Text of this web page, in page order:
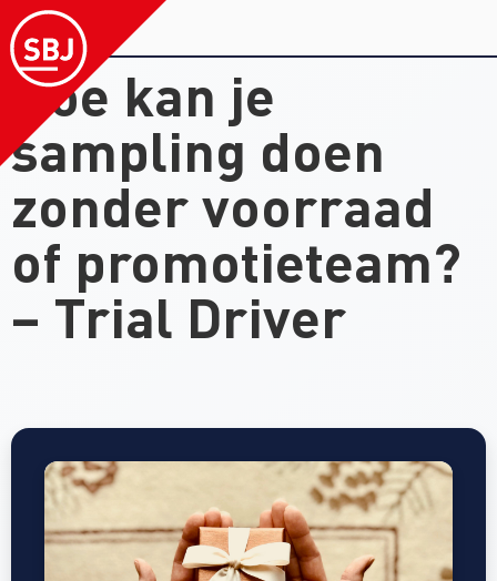
Hoe kan je
sampling doen
zonder voorraad
of promotieteam?
– Trial Driver